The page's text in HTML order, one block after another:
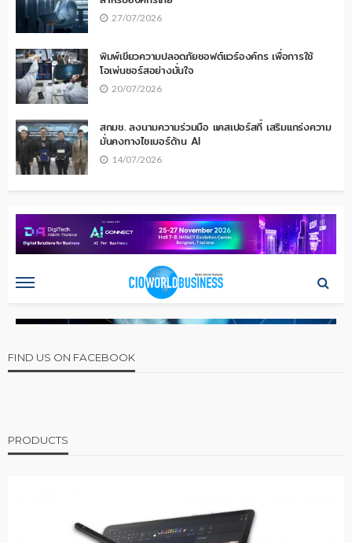
27/07/2026
พิมพ์เขียวความปลอดภัยซอฟต์แวร์องค์กร เพื่อการใช้
โอเพ่นซอร์สอย่างมั่นใจ
20/07/2026
สกมช. ลงนามความร่วมมือ แคสเปอร์สกี้ เสริมแกร่งความ
มั่นคงทางไซเบอร์ด้าน AI
14/07/2026
FIND US ON FACEBOOK
PRODUCTS